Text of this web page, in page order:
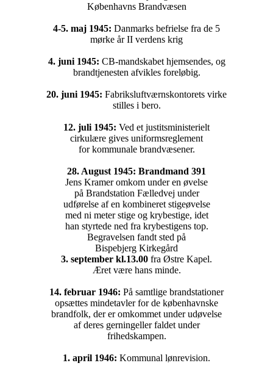
Københavns Brandvæsen
4-5. maj 1945: Danmarks befrielse fra de 5
mørke år II verdens krig
4. juni 1945: CB-mandskabet hjemsendes, og
brandtjenesten afvikles foreløbig.
20. juni 1945: Fabriksluftværnskontorets virke
stilles i bero.
12. juli 1945: Ved et justitsministerielt
cirkulære gives uniformsreglement
for kommunale brandvæsener.
28. August 1945: Brandmand 391
Jens Kramer omkom under en øvelse
på Brandstation Fælledvej under
udførelse af en kombineret stigeøvelse
med ni meter stige og krybestige, idet
han styrtede ned fra krybestigens top.
Begravelsen fandt sted på
Bispebjerg Kirkegård
3. september kl.13.00 fra Østre Kapel.
Æret være hans minde.
14. februar 1946: På samtlige brandstationer
opsættes mindetavler for de københavnske
brandfolk, der er omkommet under udøvelse
af deres gerningeller faldet under
frihedskampen.
1. april 1946: Kommunal lønrevision.